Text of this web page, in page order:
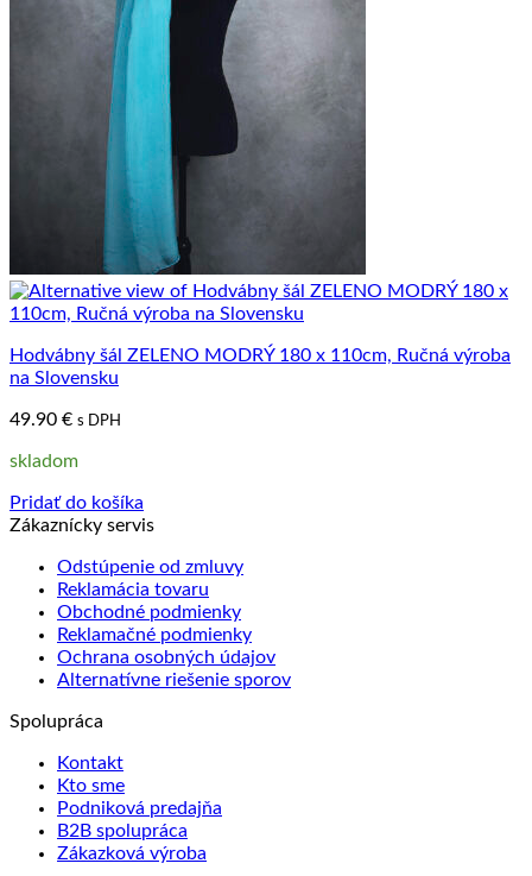
Hodvábny šál ZELENO MODRÝ 180 x 110cm, Ručná výroba
na Slovensku
49.90 € s DPH
skladom
Pridať do košíka
Zákaznícky servis
Odstúpenie od zmluvy
Reklamácia tovaru
Obchodné podmienky
Reklamačné podmienky
Ochrana osobných údajov
Alternatívne riešenie sporov
Spolupráca
Kontakt
Kto sme
Podniková predajňa
B2B spolupráca
Zákazková výroba